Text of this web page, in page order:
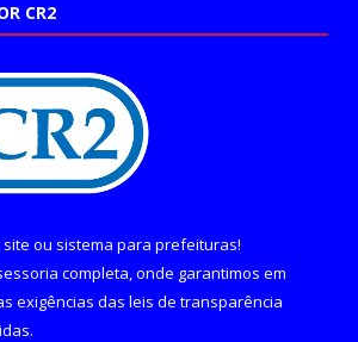
CR2
ou sistema para prefeituras!
completa, onde garantimos em
exigências das leis de transparência